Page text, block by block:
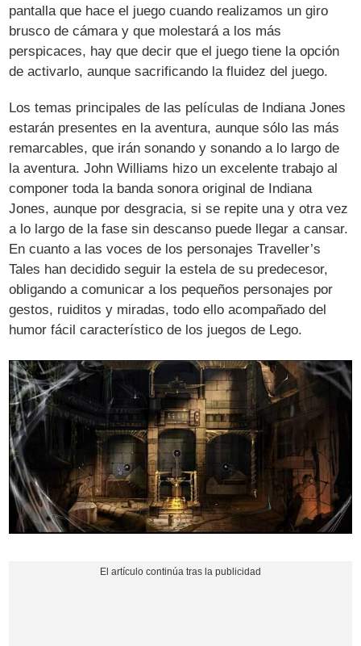
pantalla que hace el juego cuando realizamos un giro
brusco de cámara y que molestará a los más
perspicaces, hay que decir que el juego tiene la opción
de activarlo, aunque sacrificando la fluidez del juego.
Los temas principales de las películas de Indiana Jones
estarán presentes en la aventura, aunque sólo las más
remarcables, que irán sonando y sonando a lo largo de
la aventura. John Williams hizo un excelente trabajo al
componer toda la banda sonora original de Indiana
Jones, aunque por desgracia, si se repite una y otra vez
a lo largo de la fase sin descanso puede llegar a cansar.
En cuanto a las voces de los personajes Traveller’s
Tales han decidido seguir la estela de su predecesor,
obligando a comunicar a los pequeños personajes por
gestos, ruiditos y miradas, todo ello acompañado del
humor fácil característico de los juegos de Lego.